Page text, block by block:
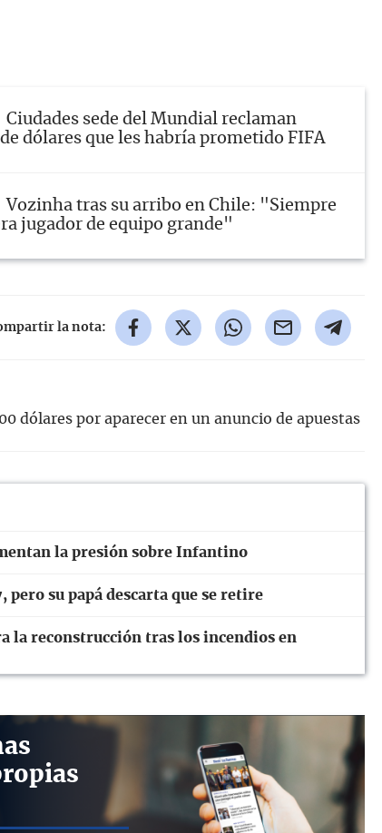
Ciudades sede del Mundial reclaman
dólares que les habría prometido FIFA
Vozinha tras su arribo en Chile: "Siempre
jugador de equipo grande"
la nota:
dólares por aparecer en un anuncio de apuestas
la presión sobre Infantino
pero su papá descarta que se retire
la reconstrucción tras los incendios en